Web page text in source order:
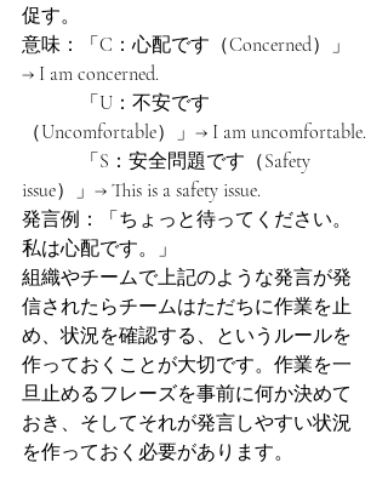
促す。
意味：「C：心配です（Concerned）」
→ I am concerned.
「U：不安です
（Uncomfortable）」→ I am uncomfortable.
「S：安全問題です（Safety
issue）」→ This is a safety issue.
発言例：「ちょっと待ってください。
私は心配です。」
組織やチームで上記のような発言が発
信されたらチームはただちに作業を止
め、状況を確認する、というルールを
作っておくことが大切です。作業を一
旦止めるフレーズを事前に何か決めて
おき、そしてそれが発言しやすい状況
を作っておく必要があります。